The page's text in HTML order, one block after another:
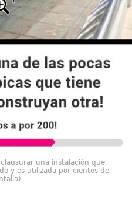
una instalación que,
y es utilizada por cientos de